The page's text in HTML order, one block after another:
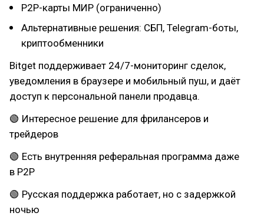
P2P-карты МИР (ограниченно)
Альтернативные решения: СБП, Telegram-боты,
криптообменники
Bitget поддерживает 24/7-мониторинг сделок,
уведомления в браузере и мобильный пуш, и даёт
доступ к персональной панели продавца.
🟢 Интересное решение для фрилансеров и
трейдеров
🟢 Есть внутренняя реферальная программа даже
в P2P
🟢 Русская поддержка работает, но с задержкой
ночью